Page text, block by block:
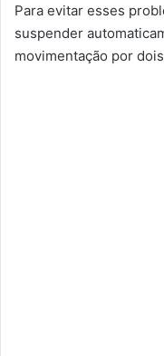
Para evitar esses
suspender
movimentação por